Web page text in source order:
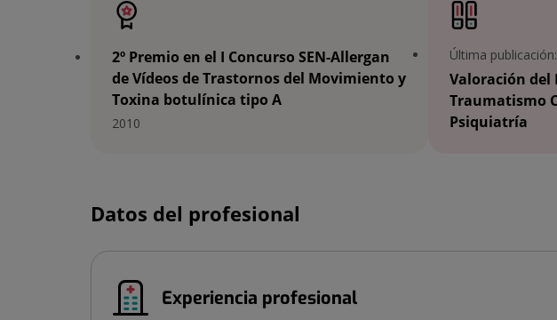
2º Premio en el I Concurso SEN-Allergan
de Vídeos de Trastornos del Movimiento y
Toxina botulínica tipo A
2010
Última publicación:
Valoración del
Traumatismo
Psiquiatría
Datos del profesional
Experiencia profesional